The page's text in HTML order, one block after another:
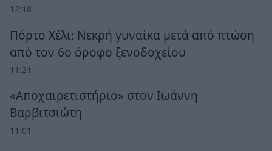
12:18
Πόρτο Χέλι: Νεκρή γυναίκα μετά από πτώση
από τον 6ο όροφο ξενοδοχείου
11:21
«Αποχαιρετιστήριο» στον Ιωάννη
Βαρβιτσιώτη
11:01